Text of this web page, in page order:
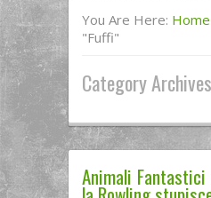
You Are Here: Home
"fuffi"
Category
Animali